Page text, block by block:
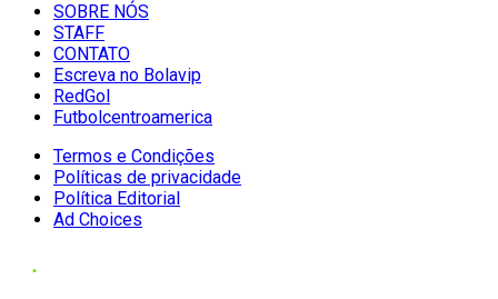
SOBRE NÓS
STAFF
CONTATO
Escreva no Bolavip
RedGol
Futbolcentroamerica
Termos e Condições
Políticas de privacidade
Política Editorial
Ad Choices